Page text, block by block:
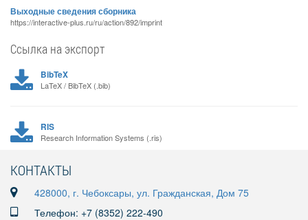
Выходные сведения сборника
https://interactive-plus.ru/ru/action/892/imprint
Ссылка на экспорт
BibTeX
LaTeX / BibTeX (.bib)
RIS
Research Information Systems (.ris)
КОНТАКТЫ
428000, г. Чебоксары, ул. Гражданская, Дом 75
Телефон: +7 (8352) 222-490